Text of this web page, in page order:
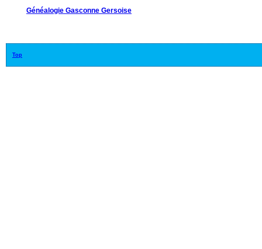
Généalogie Gasconne Gersoise
Top